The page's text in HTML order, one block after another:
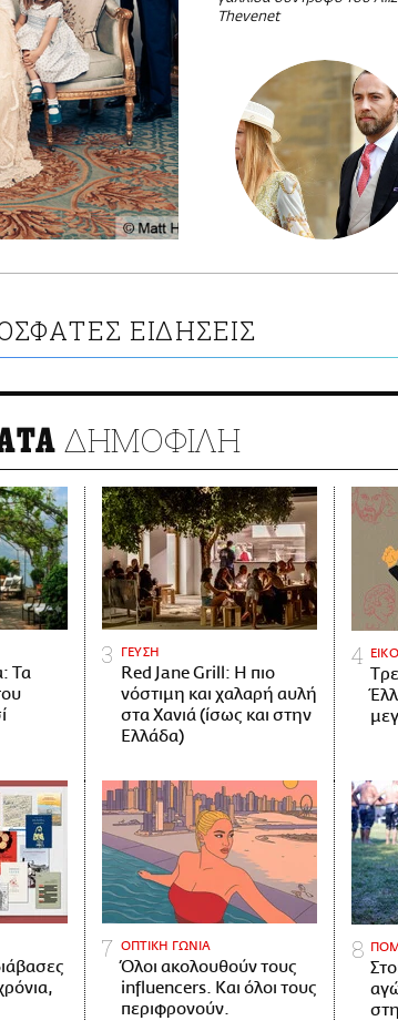
Thevenet
ΕΙΔΗΣΕΙΣ
ΔΗΜΟΦΙΛΗ
Τα
ΓΕΥΣΗ
Red Jane Grill: Η πιο
νόστιμη και χαλαρή αυλή
στα Χανιά (ίσως και στην
Ελλάδα)
ΟΠΤΙΚΗ ΓΩΝΙΑ
Όλοι ακολουθούν τους
influencers. Και όλοι τους
περιφρονούν.